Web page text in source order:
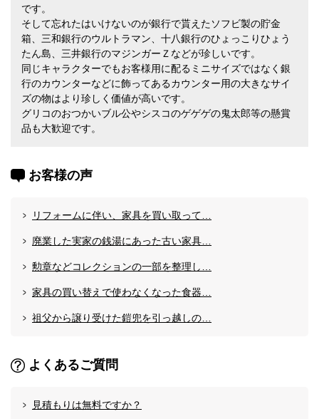
です。
そして忘れたはいけないのが銀行で貰えたソフビ製の貯金
箱、三和銀行のウルトラマン、十八銀行のひょっこりひょう
たん島、三井銀行のマジンガーＺなどが珍しいです。
同じキャラクターでもお客様用に配るミニサイズではなく銀
行のカウンターなどに飾ってあるカウンター用の大きなサイ
ズの物はより珍しく価値が高いです。
グリコのおつかいブル公やシスコのゲゲゲの鬼太郎等の懸賞
品も大歓迎です。
お客様の声
リフォームに伴い、家具を買い取って…
廃業した実家の銭湯にあった古い家具…
勲章などコレクションの一部を整理し…
家具の買い替えで使わなくなった食器…
祖父から譲り受けた鎧兜を引っ越しの…
よくあるご質問
見積もりは無料ですか？